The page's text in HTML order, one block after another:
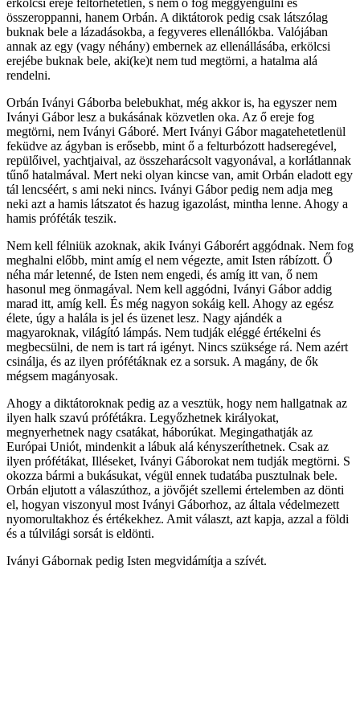
összeroppanni, hanem Orbán. A diktátorok pedig csak látszólag
buknak bele a lázadásokba, a fegyveres ellenállókba. Valójában
annak az egy (vagy néhány) embernek az ellenállásába, erkölcsi
erejébe buknak bele, aki(ke)t nem tud megtörni, a hatalma alá
rendelni.
Orbán Iványi Gáborba belebukhat, még akkor is, ha egyszer nem
Iványi Gábor lesz a bukásának közvetlen oka. Az ő ereje fog
megtörni, nem Iványi Gáboré. Mert Iványi Gábor magatehetetlenül
feküdve az ágyban is erősebb, mint ő a felturbózott hadseregével,
repülőivel, yachtjaival, az összeharácsolt vagyonával, a korlátlannak
tűnő hatalmával. Mert neki olyan kincse van, amit Orbán eladott egy
tál lencséért, s ami neki nincs. Iványi Gábor pedig nem adja meg
neki azt a hamis látszatot és hazug igazolást, mintha lenne. Ahogy a
hamis próféták teszik.
Nem kell félniük azoknak, akik Iványi Gáborért aggódnak. Nem fog
meghalni előbb, mint amíg el nem végezte, amit Isten rábízott. Ő
néha már letenné, de Isten nem engedi, és amíg itt van, ő nem
hasonul meg önmagával. Nem kell aggódni, Iványi Gábor addig
marad itt, amíg kell. És még nagyon sokáig kell. Ahogy az egész
élete, úgy a halála is jel és üzenet lesz. Nagy ajándék a
magyaroknak, világító lámpás. Nem tudják eléggé értékelni és
megbecsülni, de nem is tart rá igényt. Nincs szüksége rá. Nem azért
csinálja, és az ilyen prófétáknak ez a sorsuk. A magány, de ők
mégsem magányosak.
Ahogy a diktátoroknak pedig az a vesztük, hogy nem hallgatnak az
ilyen halk szavú prófétákra. Legyőzhetnek királyokat,
megnyerhetnek nagy csatákat, háborúkat. Megingathatják az
Európai Uniót, mindenkit a lábuk alá kényszeríthetnek. Csak az
ilyen prófétákat, Illéseket, Iványi Gáborokat nem tudják megtörni. S
okozza bármi a bukásukat, végül ennek tudatába pusztulnak bele.
Orbán eljutott a válaszúthoz, a jövőjét szellemi értelemben az dönti
el, hogyan viszonyul most Iványi Gáborhoz, az általa védelmezett
nyomorultakhoz és értékekhez. Amit választ, azt kapja, azzal a földi
és a túlvilági sorsát is eldönti.
Iványi Gábornak pedig Isten megvidámítja a szívét.